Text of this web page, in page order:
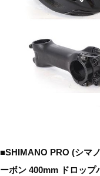
■SHIMANO PRO (シマ
ーボン 400mm ドロップ